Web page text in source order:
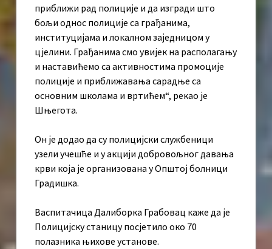
приближи рад полиције и да изгради што
бољи однос полиције са грађанима,
институцијама и локалном заједницом у
цјелини. Грађанима смо увијек на располагању
и наставићемо са активностима промоције
полиције и приближавања сарадње са
основним школама и вртићем“, рекао је
Шњегота.
Он је додао да су полицијски службеници
узели учешће и у акцији добровољног давања
крви која је организована у Општој болници
Градишка.
Васпитачица Далиборка Грабовац каже да је
Полицијску станицу посјетило око 70
полазника њихове установе.